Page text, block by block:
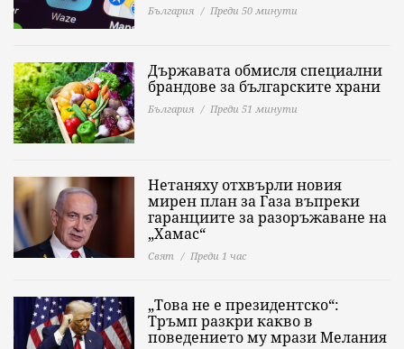
България Преди 50 минути
Държавата обмисля специални
брандове за българските храни
България Преди 51 минути
Нетаняху отхвърли новия
мирен план за Газа въпреки
гаранциите за разоръжаване на
„Хамас“
Свят Преди 1 час
„Това не е президентско“:
Тръмп разкри какво в
поведението му мрази Мелания